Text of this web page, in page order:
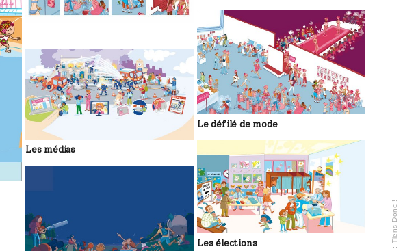
Le défilé de mode
Les médias
Les élections Tiens Donc !